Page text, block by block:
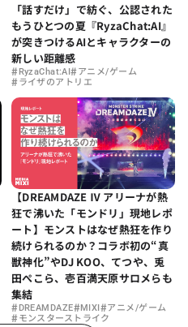
「話すだけ」で紡ぐ、公認された
もうひとつの夏『RyzaChat:AI』
が突きつけるAIとキャラクターの
新しい距離感
#RyzaChat:AI#アニメ/ゲーム
#ライザのアトリエ
【DREAMDAZE Ⅳ アリーナが熱
狂で沸いた「モンドリ」現地レポ
ート】モンストはなぜ熱狂を作り
続けられるのか？コラボ初の“真
獣神化”やDJ KOO、てつや、兎
田ぺこら、壱百満天原サロメらも
集結
# DREAMDAZE#MIXI #アニメ/ゲーム
#モンスターストライク